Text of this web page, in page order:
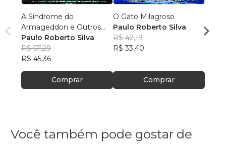
A Síndrome do
Armageddon e Outros
Contos
Paulo Roberto Silva
R$ 57,29
R$ 45,36
Comprar
O Gato Milagroso
Paulo Roberto Silva
R$ 42,19
R$ 33,40
Comprar
R$
Você também pode gostar de